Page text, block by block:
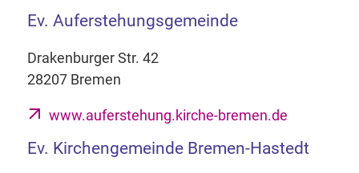
Ev. Auferstehungsgemeinde
Drakenburger Str. 42
28207 Bremen
www.auferstehung.kirche-bremen.de
Ev. Kirchengemeinde Bremen-Hastedt